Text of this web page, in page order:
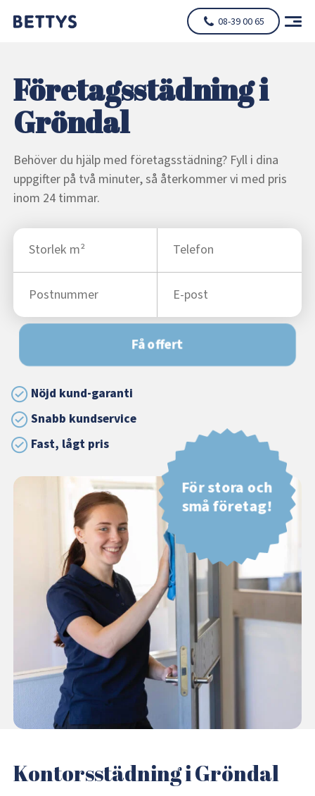
08-39 00 65
Företagsstädning i
Gröndal
Behöver du hjälp med företagsstädning? Fyll i dina
uppgifter på två minuter, så återkommer vi med pris
inom 24 timmar.
Få offert
Nöjd kund-garanti
Snabb kundservice
Fast, lågt pris
För stora och
små företag!
Kontorsstädning i Gröndal